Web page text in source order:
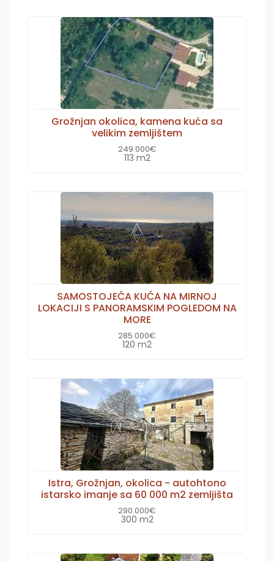
Grožnjan okolica, kamena kuća sa
velikim zemljištem
249.000€
113 m2
SAMOSTOJEĆA KUĆA NA MIRNOJ
LOKACIJI S PANORAMSKIM POGLEDOM NA
MORE
285.000€
120 m2
Istra, Grožnjan, okolica - autohtono
istarsko imanje sa 60 000 m2 zemljišta
290.000€
300 m2